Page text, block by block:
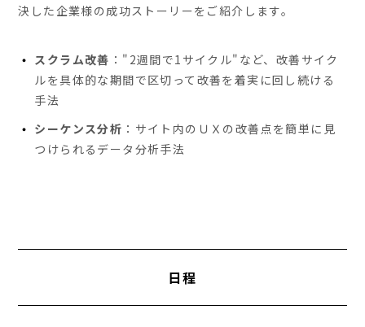
決した企業様の成功ストーリーをご紹介します。
スクラム改善 ："2週間で1サイクル"など、改善サイク
ルを具体的な期間で区切って改善を着実に回し続ける
手法
シーケンス分析 ：サイト内のＵＸの改善点を簡単に見
つけられるデータ分析手法
日程